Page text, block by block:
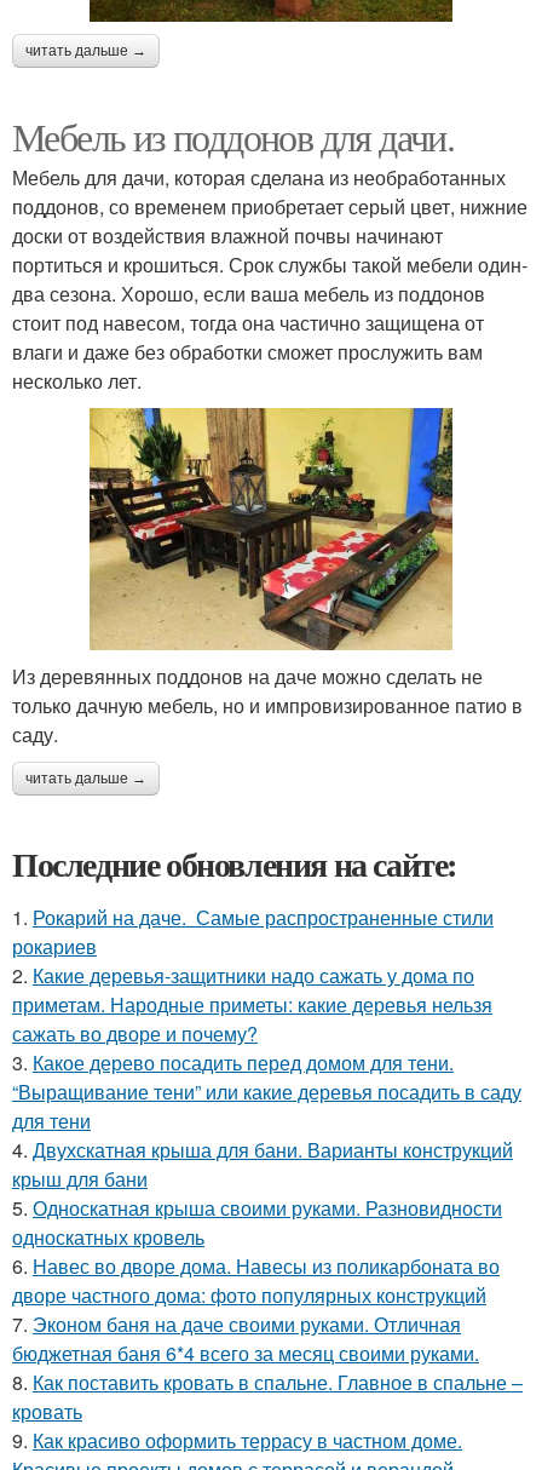
читать дальше →
Мебель из поддонов для дачи.
Мебель для дачи, которая сделана из необработанных
поддонов, со временем приобретает серый цвет, нижние
доски от воздействия влажной почвы начинают
портиться и крошиться. Срок службы такой мебели один-
два сезона. Хорошо, если ваша мебель из поддонов
стоит под навесом, тогда она частично защищена от
влаги и даже без обработки сможет прослужить вам
несколько лет.
Из деревянных поддонов на даче можно сделать не
только дачную мебель, но и импровизированное патио в
саду.
читать дальше →
Последние обновления на сайте:
1. Рокарий на даче. Самые распространенные стили
рокариев
2. Какие деревья-защитники надо сажать у дома по
приметам. Народные приметы: какие деревья нельзя
сажать во дворе и почему?
3. Какое дерево посадить перед домом для тени.
“Выращивание тени” или какие деревья посадить в саду
для тени
4. Двухскатная крыша для бани. Варианты конструкций
крыш для бани
5. Односкатная крыша своими руками. Разновидности
односкатных кровель
6. Навес во дворе дома. Навесы из поликарбоната во
дворе частного дома: фото популярных конструкций
7. Эконом баня на даче своими руками. Отличная
бюджетная баня 6*4 всего за месяц своими руками.
8. Как поставить кровать в спальне. Главное в спальне –
кровать
9. Как красиво оформить террасу в частном доме.